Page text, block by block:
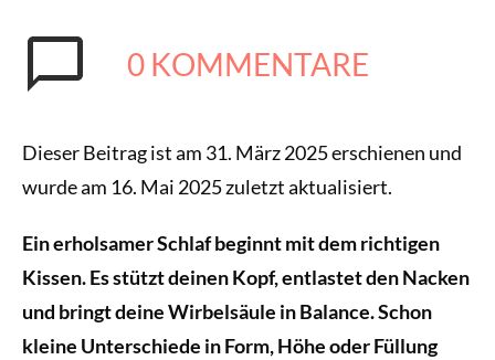
0 KOMMENTARE
Dieser Beitrag ist am 31. März 2025 erschienen und
wurde am 16. Mai 2025 zuletzt aktualisiert.
Ein erholsamer Schlaf beginnt mit dem richtigen
Kissen. Es stützt deinen Kopf, entlastet den Nacken
und bringt deine Wirbelsäule in Balance. Schon
kleine Unterschiede in Form, Höhe oder Füllung